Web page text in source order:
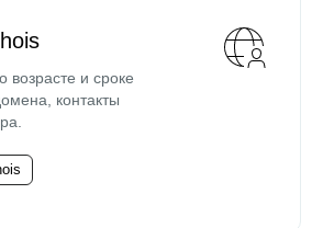
и сроке
контакты